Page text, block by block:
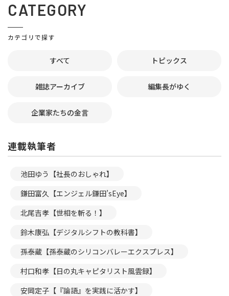
CATEGORY
カテゴリで探す
すべて トピックス
雑誌アーカイブ 編集長がゆく
企業家たちの金言
連載執筆者
池田ゆう【社長のおしゃれ】
鎌田富久【エンジェル鎌田’sEye】
北尾吉孝【世相を斬る！】
鈴木康弘【デジタルシフトの教科書】
孫泰蔵【孫泰蔵のシリコンバレーエクスプレス】
村口和孝【日の丸キャピタリスト風雲録】
安岡定子【『論語』を実践に活かす】